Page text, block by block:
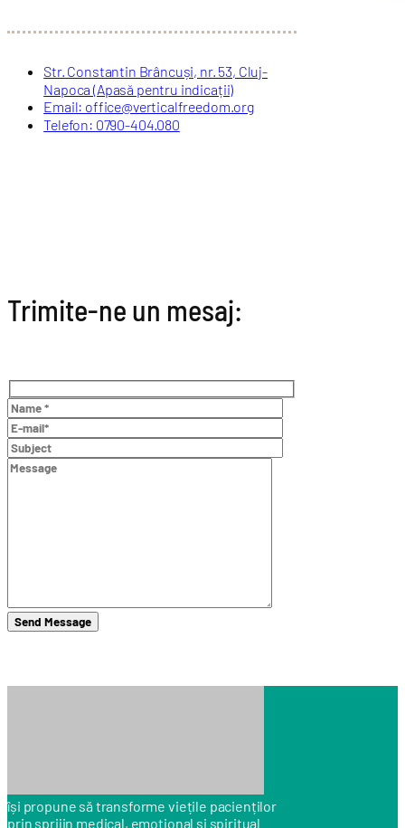
Str. Constantin Brâncuși, nr. 53, Cluj-
Napoca (Apasă pentru indicații)
Email: office@verticalfreedom.org
Telefon: 0790-404.080
Trimite-ne un mesaj:
își propune să transforme viețile pacienților
prin sprijin medical, emoțional și spiritual.